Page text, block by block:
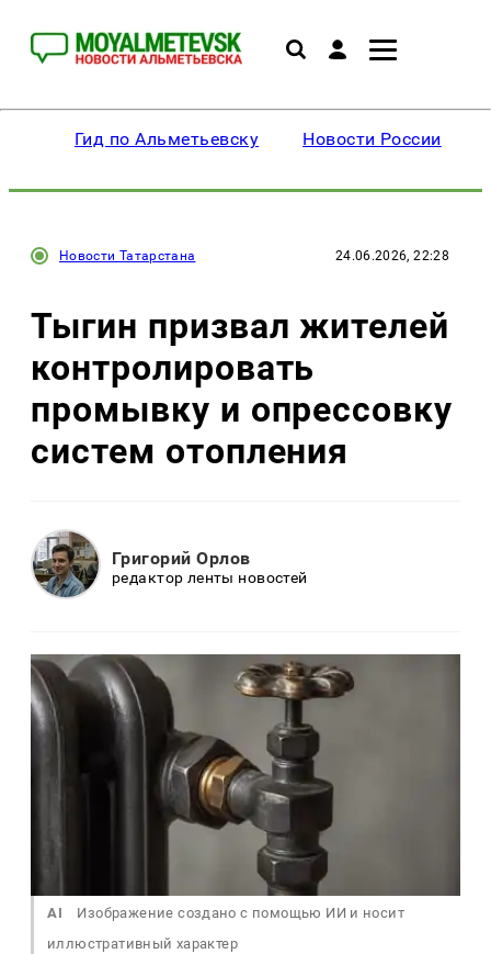
Гид по Альметьевску Новости России
Новости Татарстана 24.06.2026, 22:28
Тыгин призвал жителей
контролировать
промывку и опрессовку
систем отопления
Григорий Орлов
редактор ленты новостей
AI
Изображение создано с помощью ИИ и носит
иллюстративный характер